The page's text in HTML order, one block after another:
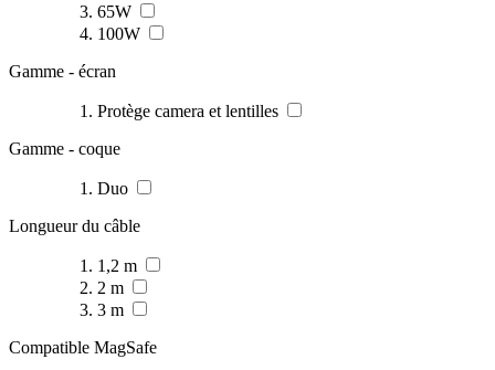
65W
100W
Gamme - écran
Protège camera et lentilles
Gamme - coque
Duo
Longueur du câble
1,2 m
2 m
3 m
Compatible MagSafe